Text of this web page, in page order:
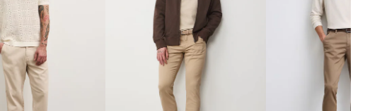
Délka vnitřní nohy
Šířka nohy dole
Míry uvedené pro velikost
Šířka v pase
Výška pasu
Šířka v bocích